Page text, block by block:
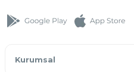
Kurumsal